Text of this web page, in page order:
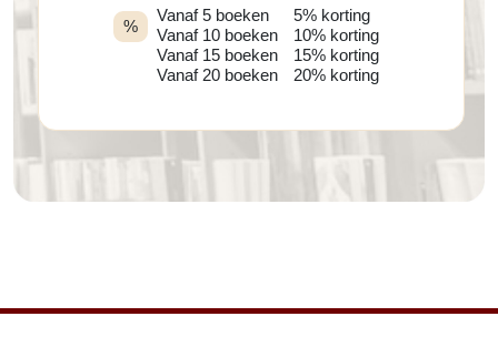
%
Vanaf 5 boeken
Vanaf 10 boeken
Vanaf 15 boeken
Vanaf 20 boeken
5% korting
10% korting
15% korting
20% korting